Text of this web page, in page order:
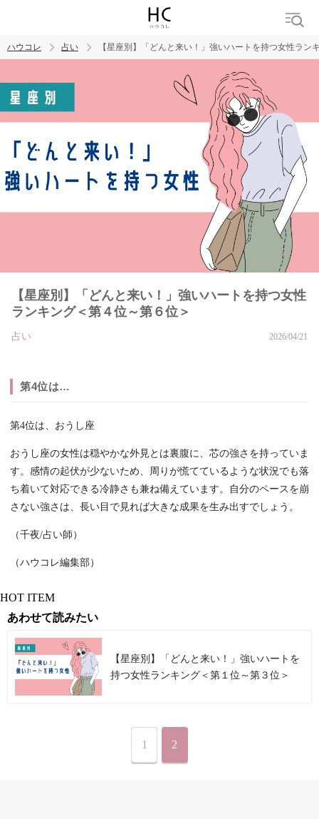
トレンド ワード
ハウコレ 占い 【星座別】「どんと来い！」強いハートを持つ女性ラン
【星座別】「どんと来い！」強いハートを持つ女性
ランキング＜第４位～第６位＞
占い 2026/04/21
第4位は…
第4位は、おうし座
おうし座の女性は穏やかな外見とは裏腹に、芯の強さを持っていま
す。感情の起伏が少ないため、周りが慌てているような状況でも落
ち着いて対応できる冷静さも兼ね備えています。自分のペースを崩
さない強さは、長い目で見れば大きな成果を生み出すでしょう。
（千夜/占い師）
（ハウコレ編集部）
HOT ITEM
あわせて読みたい
【星座別】「どんと来い！」強いハートを
持つ女性ランキング＜第１位～第３位＞
1 2